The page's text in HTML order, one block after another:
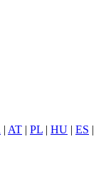
| AT | PL | HU | ES |